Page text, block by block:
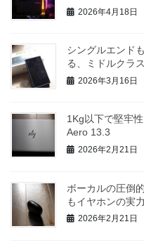
2026年4月18日
シングルエンド
る、ミドルクラ
2026年3月16日
1Kg以下で堅牢
Aero 13.3
2026年2月21日
ボーカルの圧倒
もイヤホンの実
2026年2月21日